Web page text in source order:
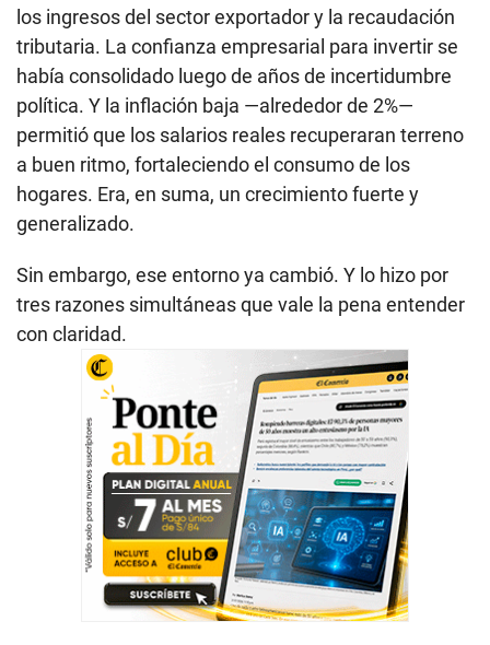
los ingresos del sector exportador y la recaudación
tributaria. La confianza empresarial para invertir se
había consolidado luego de años de incertidumbre
política. Y la inflación baja —alrededor de 2%—
permitió que los salarios reales recuperaran terreno
a buen ritmo, fortaleciendo el consumo de los
hogares. Era, en suma, un crecimiento fuerte y
generalizado.
Sin embargo, ese entorno ya cambió. Y lo hizo por
tres razones simultáneas que vale la pena entender
con claridad.